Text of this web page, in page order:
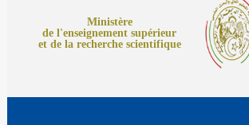
Ministère
de l'enseignement supérieur
et de la recherche scientifique